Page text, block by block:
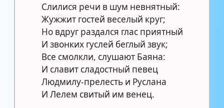
Слилися речи в шум невнятный:
Жужжит гостей веселый круг;
Но вдруг раздался глас приятный
И звонких гуслей беглый звук;
Все смолкли, слушают Баяна:
И славит сладостный певец
Людмилу-прелесть и Руслана
И Лелем свитый им венец.